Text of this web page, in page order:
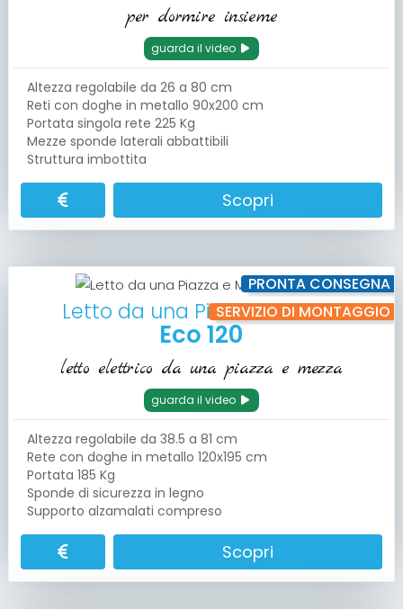
per dormire insieme
guarda il video
Altezza regolabile da 26 a 80 cm
Reti con doghe in metallo 90x200 cm
Portata singola rete 225 Kg
Mezze sponde laterali abbattibili
Struttura imbottita
Scopri
PRONTA CONSEGNA
SERVIZIO DI MONTAGGIO
Letto da una Piazza e Mezza
Eco 120
letto elettrico da una piazza e mezza
guarda il video
Altezza regolabile da 38.5 a 81 cm
Rete con doghe in metallo 120x195 cm
Portata 185 Kg
Sponde di sicurezza in legno
Supporto alzamalati compreso
Scopri